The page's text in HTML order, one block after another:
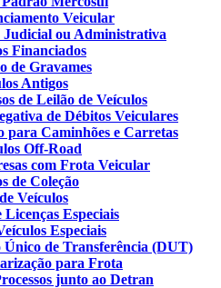
Veicular
Judicial ou Administrativa
Financiados
de Gravames
Antigos
de Leilão de Veículos
de Débitos Veiculares
para Caminhões e Carretas
Off-Road
com Frota Veicular
de Coleção
Veículos
Especiais
Especiais
Único de Transferência (DUT)
para Frota
junto ao Detran